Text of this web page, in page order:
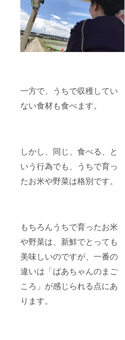
一方で、うちで収穫してい
ない食材も食べます。
しかし、同じ、食べる、と
いう行為でも、うちで育っ
たお米や野菜は格別です。
もちろんうちで育ったお米
や野菜は、新鮮でとっても
美味しいのですが、一番の
違いは「ばあちゃんのまご
ころ」が感じられる点にあ
ります。